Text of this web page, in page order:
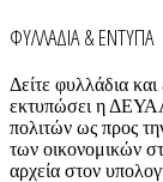
ΦΥΛΛΑΔΙΑ & ΕΝΤΥΠΑ
Δείτε φυλλάδια
εκτυπώσει η
πολιτών ως προς
των οικονομικών
αρχεία στον